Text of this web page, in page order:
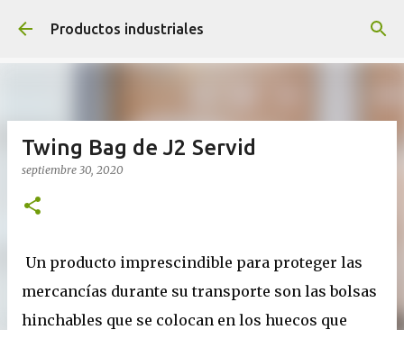
Ir al contenido principal
Productos industriales
Twing Bag de J2 Servid
septiembre 30, 2020
Un producto imprescindible para proteger las
mercancías durante su transporte son las bolsas
hinchables que se colocan en los huecos que